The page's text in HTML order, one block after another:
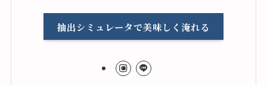
抽出シミュレータで美味しく淹れる